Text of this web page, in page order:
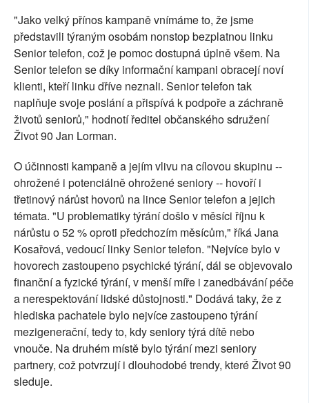
"Jako velký přínos kampaně vnímáme to, že jsme
představili týraným osobám nonstop bezplatnou linku
Senior telefon, což je pomoc dostupná úplně všem. Na
Senior telefon se díky informační kampani obracejí noví
klienti, kteří linku dříve neznali. Senior telefon tak
naplňuje svoje poslání a přispívá k podpoře a záchraně
životů seniorů," hodnotí ředitel občanského sdružení
Život 90 Jan Lorman.
O účinnosti kampaně a jejím vlivu na cílovou skupinu --
ohrožené i potenciálně ohrožené seniory -- hovoří i
třetinový nárůst hovorů na lince Senior telefon a jejich
témata. "U problematiky týrání došlo v měsíci říjnu k
nárůstu o 52 % oproti předchozím měsícům," říká Jana
Kosařová, vedoucí linky Senior telefon. "Nejvíce bylo v
hovorech zastoupeno psychické týrání, dál se objevovalo
finanční a fyzické týrání, v menší míře i zanedbávání péče
a nerespektování lidské důstojnosti." Dodává taky, že z
hlediska pachatele bylo nejvíce zastoupeno týrání
mezigenerační, tedy to, kdy seniory týrá dítě nebo
vnouče. Na druhém místě bylo týrání mezi seniory
partnery, což potvrzují i dlouhodobé trendy, které Život 90
sleduje.